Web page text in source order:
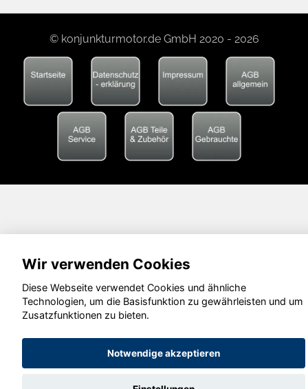
© konjunkturmotor.de GmbH 2020 - 2026
Wir verwenden Cookies
Diese Webseite verwendet Cookies und ähnliche
Technologien, um die Basisfunktion zu gewährleisten und um
Zusatzfunktionen zu bieten.
Notwendige akzeptieren